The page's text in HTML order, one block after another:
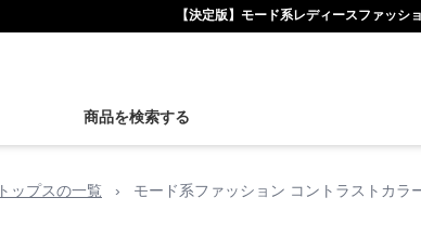
【決定版】モード系レディースファッ
商品を検索する
トップスの一覧 › モード系ファッション コントラストカラ